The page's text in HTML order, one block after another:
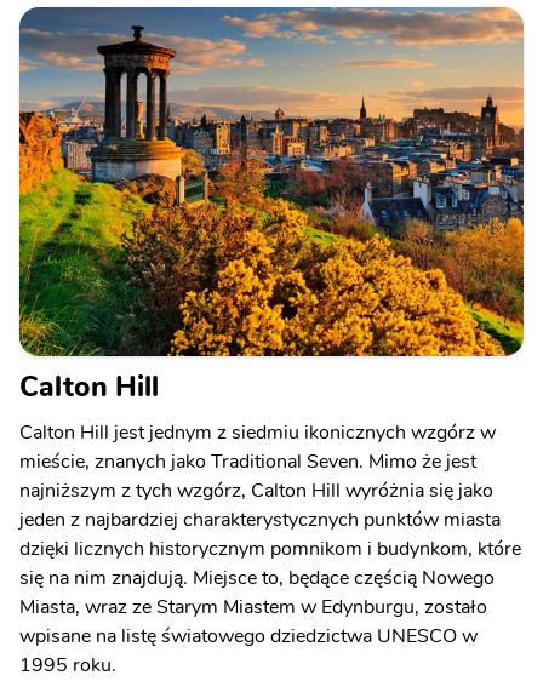
Calton Hill
Calton Hill jest jednym z siedmiu ikonicznych wzgórz w
mieście, znanych jako Traditional Seven. Mimo że jest
najniższym z tych wzgórz, Calton Hill wyróżnia się jako
jeden z najbardziej charakterystycznych punktów miasta
dzięki licznych historycznym pomnikom i budynkom, które
się na nim znajdują. Miejsce to, będące częścią Nowego
Miasta, wraz ze Starym Miastem w Edynburgu, zostało
wpisane na listę światowego dziedzictwa UNESCO w
1995 roku.